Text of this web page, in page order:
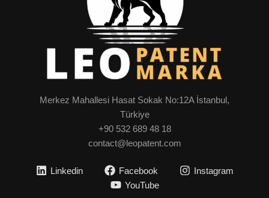
Merkez Mahallesi Hasat Sokak No:12A İstanbul,
Türkiye
+90 532 689 48 18
contact@leopatent.com
Linkedin Facebook
Instagram
YouTube